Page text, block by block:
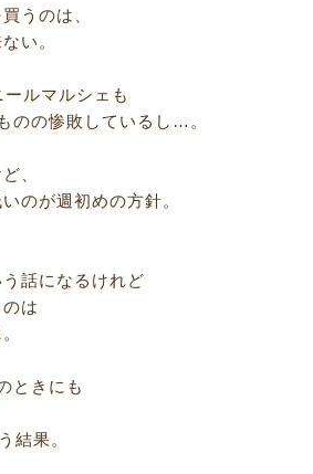
うのは、
い。
ルマルシェも
のの惨敗しているし…。
、
のが週初めの方針。
話になるけれど
は
。
ときにも
結果。